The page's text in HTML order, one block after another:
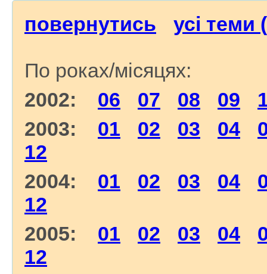
повернутись усі теми
По роках/місяцях:
2002: 06 07 08 09
2003: 01 02 03 04
12
2004: 01 02 03 04
12
2005: 01 02 03 04
12